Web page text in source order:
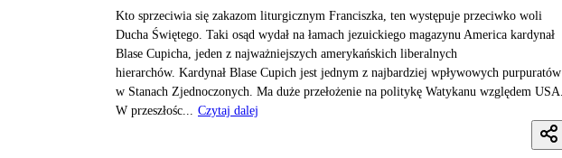
Kto sprzeciwia się zakazom liturgicznym Franciszka, ten występuje przeciwko woli
Ducha Świętego. Taki osąd wydał na łamach jezuickiego magazynu America kardynał
Blase Cupicha, jeden z najważniejszych amerykańskich liberalnych
hierarchów. Kardynał Blase Cupich jest jednym z najbardziej wpływowych purpuratów
w Stanach Zjednoczonych. Ma duże przełożenie na politykę Watykanu względem USA.
W przeszłośc...
Czytaj dalej